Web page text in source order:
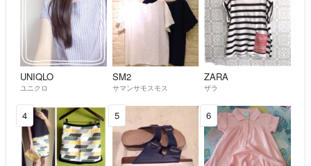
UNIQLO
ユニクロ
SM2
サマンサモスモス
ZARA
ザラ
4 5 6